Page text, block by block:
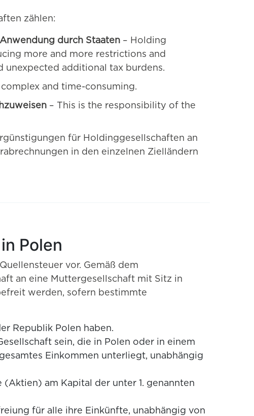
zählen:
durch Staaten – Holding
more and more restrictions and
unexpected additional tax burdens.
and time-consuming.
– This is the responsibility of the
für Holdinggesellschaften an
in den einzelnen Zielländern
Polen
vor. Gemäß dem
an eine Muttergesellschaft mit Sitz in
werden, sofern bestimmte
Republik Polen haben.
sein, die in Polen oder in einem
Einkommen unterliegt, unabhängig
am Kapital der unter 1. genannten
für alle ihre Einkünfte, unabhängig von